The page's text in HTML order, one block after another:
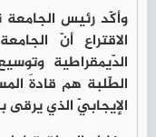
وأكّد رئيس
الاقتراع أنّ
الدّيمقراطية
الطّلبة هم قادةَ
الإيجابيّ الذي يرقى